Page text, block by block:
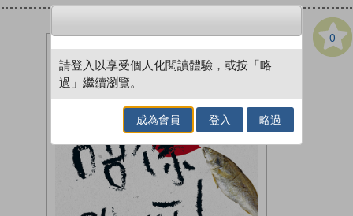
0
請登入以享受個人化閱讀體驗，或按「略
過」繼續瀏覽。
成為會員 登入 略過